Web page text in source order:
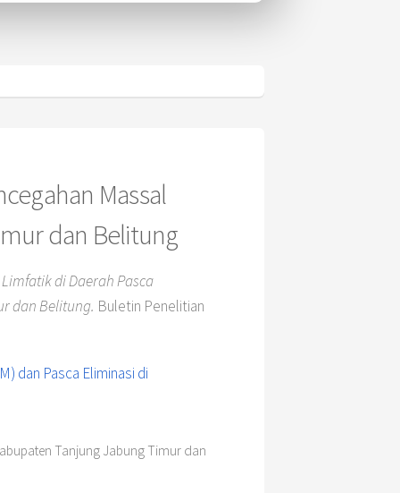
Massal
dan Belitung
di Daerah Pasca
dan Belitung. Buletin Penelitian
Tanjung Jabung Timur dan